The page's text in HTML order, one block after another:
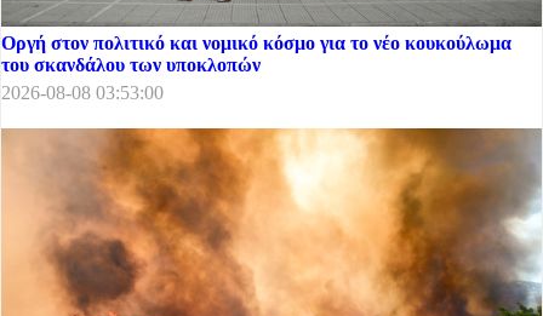
Οργή στον πολιτικό και νομικό κόσμο για το νέο κουκούλωμα
του σκανδάλου των υποκλοπών
2026-08-08 03:53:00